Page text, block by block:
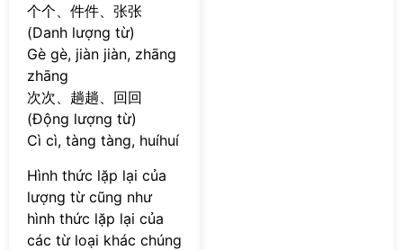
个个、件件、张张
(Danh lượng từ)
Gè gè, jiàn jiàn, zhāng
zhāng
次次、趟趟、回回
(Động lượng từ)
Cì cì, tàng tàng, huíhuí
Hình thức lặp lại của
lượng từ cũng như
hình thức lặp lại của
các từ loại khác chúng